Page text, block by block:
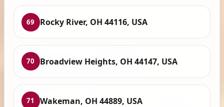
69 Rocky River, OH 44116, USA
70 Broadview Heights, OH 44147, USA
71 Wakeman, OH 44889, USA